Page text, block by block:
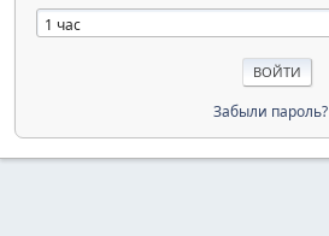
Забыли пароль?